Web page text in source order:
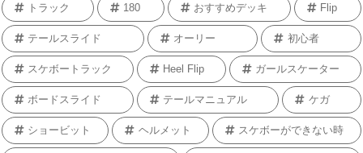
トラック 180 おすすめデッキ Flip
テールスライド オーリー 初心者
スケボートラック Heel Flip ガールスケーター
ボードスライド テールマニュアル ケガ
ショービット ヘルメット スケボーができない時